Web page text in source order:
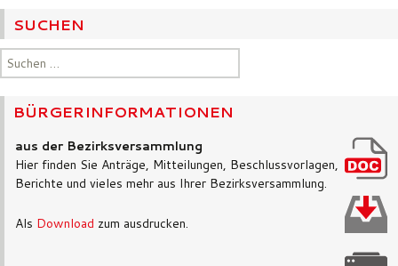
SUCHEN
Suchen
nach:
BÜRGERINFORMATIONEN
aus der Bezirksversammlung
Hier finden Sie Anträge, Mitteilungen, Beschlussvorlagen,
Berichte und vieles mehr aus Ihrer Bezirksversammlung.
Als Download zum ausdrucken.